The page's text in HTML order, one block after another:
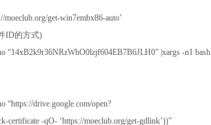
get-win7embx86-auto’
ID的方式)
“14xB2k9r36NRzWhO0lzjf604EB7B6JLH0″ |xargs -n1 bash
“https://drive.google.com/open?
-qO- ‘https://moeclub.org/get-gdlink’))”